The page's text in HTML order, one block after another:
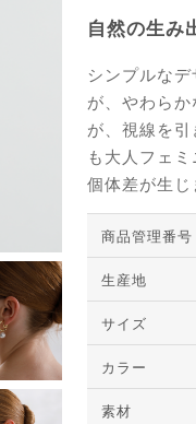
自然の生み
シンプルな
が、やわら
が、視線を
も大人フェ
個体差が生じ
商品管理番号
生産地
サイズ
カラー
素材